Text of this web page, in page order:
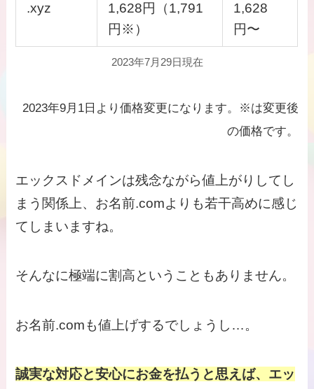
.xyz
1,628円（1,791
円※）
1,628
円〜
2023年7月29日現在
2023年9月1日より価格変更になります。※は変更後
の価格です。
エックスドメインは残念ながら値上がりしてし
まう関係上、お名前.comよりも若干高めに感じ
てしまいますね。
そんなに極端に割高ということもありません。
お名前.comも値上げするでしょうし…。
誠実な対応と安心にお金を払うと思えば、エッ